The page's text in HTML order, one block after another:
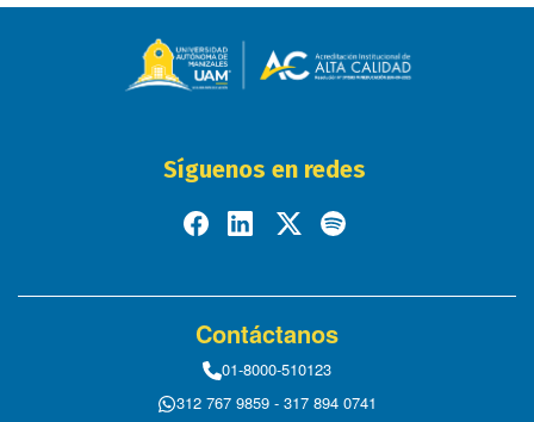
Síguenos en redes
Contáctanos
01-8000-510123
312 767 9859 - 317 894 0741